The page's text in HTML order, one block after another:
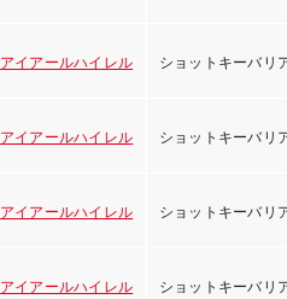
アイアールハイレル ショットキーバリ
アイアールハイレル ショットキーバリ
アイアールハイレル ショットキーバリ
アイアールハイレル ショットキーバリ